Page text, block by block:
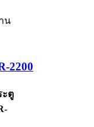
น
2200
ะตู